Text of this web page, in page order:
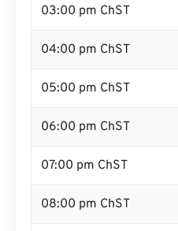
03:00 pm ChST
04:00 pm ChST
05:00 pm ChST
06:00 pm ChST
07:00 pm ChST
08:00 pm ChST